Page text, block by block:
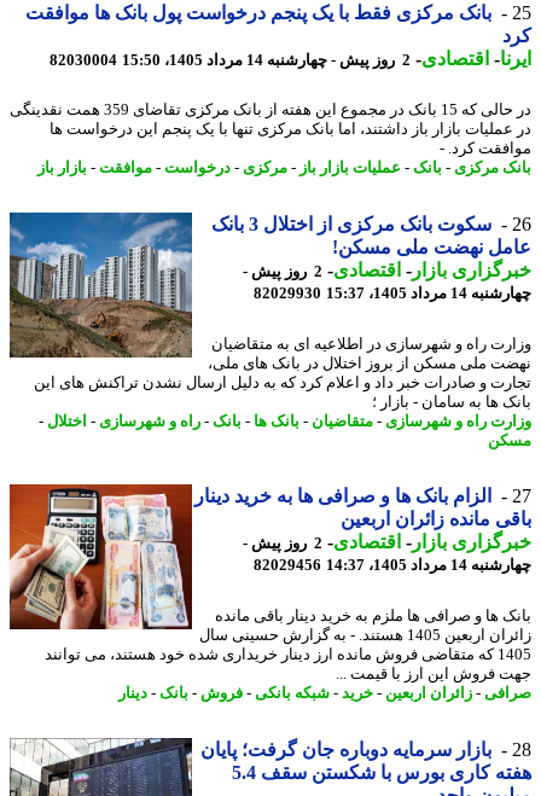
بانک مرکزی فقط با یک ‎پنجم درخواست پول بانک ها موافقت
-اقتصادی-2 روز پیش - چهارشنبه 14 مرداد 1405، 15:50 82030004
در حالی که 15 بانک در مجموع این هفته از بانک مرکزی تقاضای 359 همت نقدینگی
بازار باز داشتند، اما بانک مرکزی تنها با یک پنجم این درخواست ها
کرد. -
مرکزی - بانک -عملیات بازار باز - مرکزی - درخواست -موافقت-بازار باز
سکوت بانک مرکزی از اختلال 3 بانک
نهضت ملی مسکن!
بازار- اقتصادی- 2 روز پیش -
مرداد 1405، 15:37
82029930
راه و شهرسازی در اطلاعیه ای به متقاضیان
ملی مسکن از بروز اختلال در بانک های ملی،
و صادرات خبر داد و اعلام کرد که به دلیل ارسال نشدن تراکنش های این
ها به سامان - بازار ؛
راه و شهرسازی- متقاضیان-بانک ها- بانک -راه و شهرسازی- اختلال-
الزام بانک ها و صرافی ها به خرید دینار
مانده زائران اربعین
بازار- اقتصادی- 2 روز پیش -
مرداد 1405، 14:37
82029456
ها و صرافی ها ملزم به خرید دینار باقی مانده
زائران اربعین 1405 هستند. - به گزارش حسینی سال
1405 که متقاضی فروش مانده ارز دینار خریداری شده خود هستند، می توانند
فروش این ارز با قیمت ...
-زائران اربعین -خرید- شبکه بانکی-فروش -بانک -دینار
بازار سرمایه دوباره جان گرفت؛ پایان
هفته کاری بورس با شکستن سقف 5.4